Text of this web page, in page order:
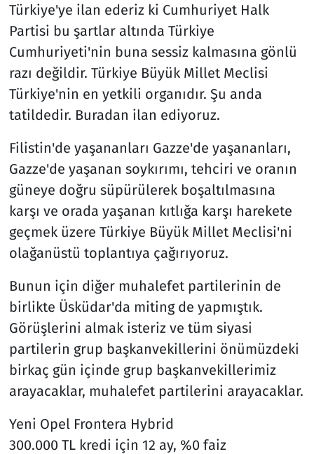
Türkiye'ye ilan ederiz ki Cumhuriyet Halk
Partisi bu şartlar altında Türkiye
Cumhuriyeti'nin buna sessiz kalmasına gönlü
razı değildir. Türkiye Büyük Millet Meclisi
Türkiye'nin en yetkili organıdır. Şu anda
tatildedir. Buradan ilan ediyoruz.
Filistin'de yaşananları Gazze'de yaşananları,
Gazze'de yaşanan soykırımı, tehciri ve oranın
güneye doğru süpürülerek boşaltılmasına
karşı ve orada yaşanan kıtlığa karşı harekete
geçmek üzere Türkiye Büyük Millet Meclisi'ni
olağanüstü toplantıya çağırıyoruz.
Bunun için diğer muhalefet partilerinin de
birlikte Üsküdar'da miting de yapmıştık.
Görüşlerini almak isteriz ve tüm siyasi
partilerin grup başkanvekillerini önümüzdeki
birkaç gün içinde grup başkanvekillerimiz
arayacaklar, muhalefet partilerini arayacaklar.
Yeni Opel Frontera Hybrid
300.000 TL kredi için 12 ay, %0 faiz